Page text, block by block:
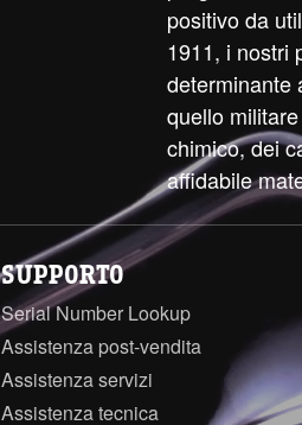
positivo da
1911, i nostri
determinante
quello
chimico, dei
affidabile
SUPPORTO
Serial Number Lookup
Assistenza post-vendita
Assistenza servizi
Assistenza tecnica